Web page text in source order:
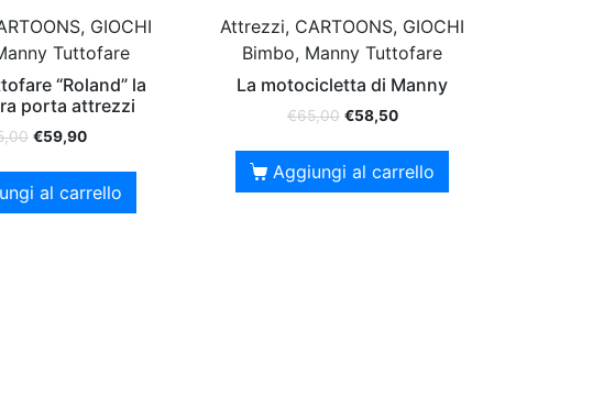
GIOCHI
Tuttofare
“Roland” la
porta attrezzi
€59,90
al carrello
Attrezzi, CARTOONS, GIOCHI
Bimbo, Manny Tuttofare
La motocicletta di Manny
€65,00 €58,50
Aggiungi al carrello